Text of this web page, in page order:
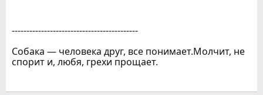
-------------------------------------------
Собака — человека друг, все понимает.Молчит, не
спорит и, любя, грехи прощает.